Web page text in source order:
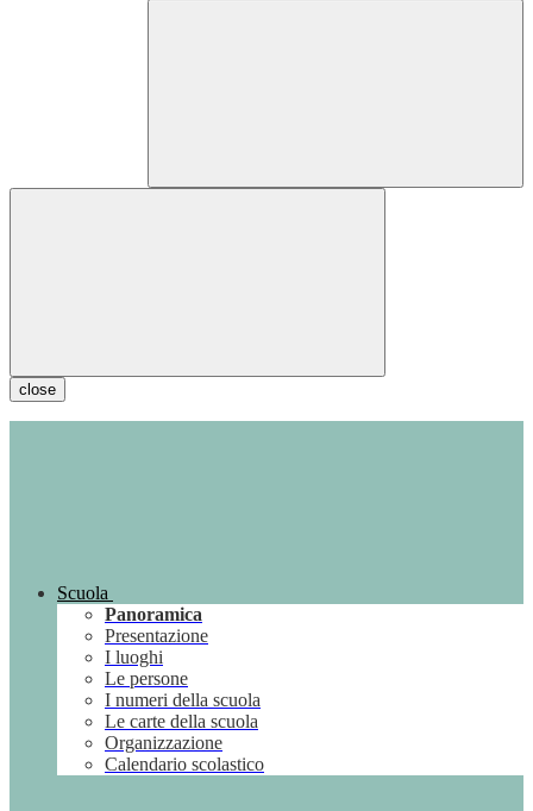
close
Scuola
Panoramica
Presentazione
I luoghi
Le persone
I numeri della scuola
Le carte della scuola
Organizzazione
Calendario scolastico